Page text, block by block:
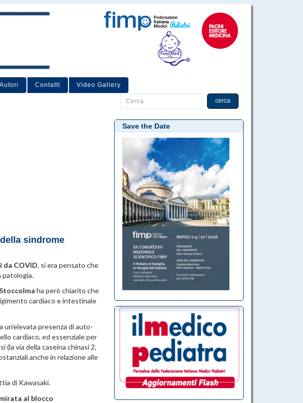
Contatti Video Gallery
cerca
sindrome
da COVID, si era pensato che
patologia.
ha però chiarito che
cardiaco e intestinale
presenza di auto-
cardiaco, ed essenziale per
(la via della caseina chinasi 2,
anche in relazione alle
di Kawasaki.
al blocco
Save the Date